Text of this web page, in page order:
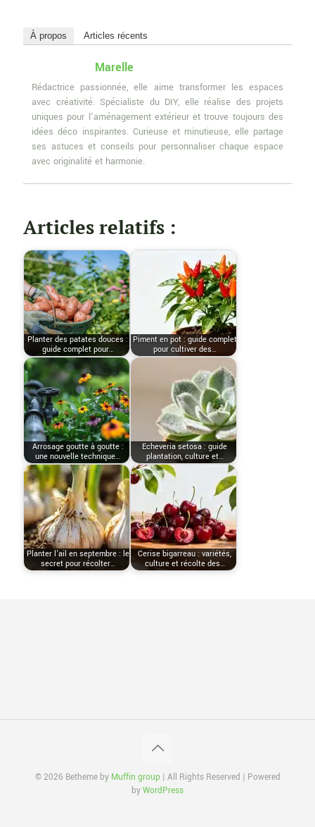
À propos Articles récents
Marelle
Rédactrice passionnée, elle aime transformer les espaces
avec créativité. Spécialiste du DIY, elle réalise des projets
uniques pour l'aménagement extérieur et trouve toujours des
idées déco inspirantes. Curieuse et minutieuse, elle partage
ses astuces et conseils pour personnaliser chaque espace
avec originalité et harmonie.
Articles relatifs :
Planter des patates douces :
guide complet pour…
Piment en pot : guide complet
pour cultiver des…
Arrosage goutte à goutte :
une nouvelle technique…
Echeveria setosa : guide
plantation, culture et…
Planter l’ail en septembre : le
secret pour récolter…
Cerise bigarreau : variétés,
culture et récolte des…
© 2026 Betheme by Muffin group | All Rights Reserved | Powered
byWordPress